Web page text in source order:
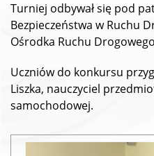
Turniej odbywał się pod
Bezpieczeństwa w Ruchu
Ośrodka Ruchu
Uczniów do konkursu
Liszka, nauczyciel
samochodowej.